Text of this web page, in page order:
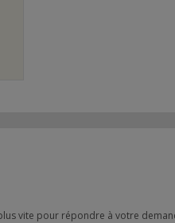
vite pour répondre à votre